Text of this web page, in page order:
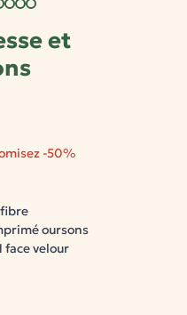
et
-50%
oursons
face velour